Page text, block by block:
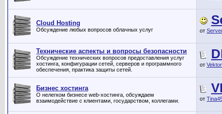
Cloud Hosting
Обсуждение любых вопросов облачных услуг от
Технические аспекты и вопросы безопасности
Обсуждение технических вопросов предоставления услуг
хостинга, конфигурации сетей, серверов и программного
обеспечения, практика защиты сетей.
от
Бизнес хостинга
О нелегком бизнесе web-хостинга, обсуждаем
взаимодействие с клиентами, государством, коллегами.
от